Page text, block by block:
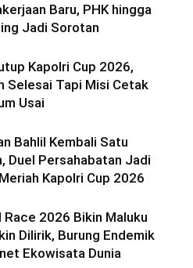
Baru, PHK hingga
Jadi Sorotan
Kapolri Cup 2026,
Selesai Tapi Misi Cetak
Usai
Bahlil Kembali Satu
Duel Persahabatan Jadi
Kapolri Cup 2026
Race 2026 Bikin Maluku
Dilirik, Burung Endemik
Ekowisata Dunia